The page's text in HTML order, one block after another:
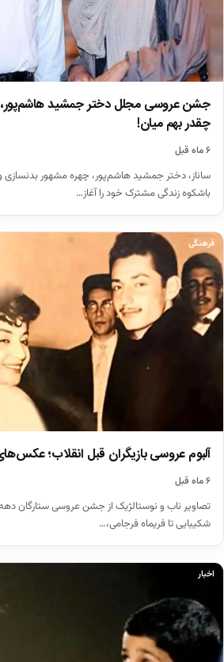
جشن عروسی مجلل دختر جمشید هاشم‌پور،
چقدر بهم میان!
۶ ماه قبل
ساناز، دختر جمشید هاشم‌پور، چهره مشهور بدنسازی و
باشکوه زندگی مشترک خود را آغاز…
فرهنگی
آلبوم عروسی بازیگران قبل انقلاب؛ عکس‌های
۶ ماه قبل
شکیبایی تا فریماه فرجامی،…
اخبار